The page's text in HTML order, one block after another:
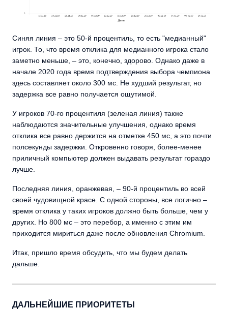
Синяя линия – это 50-й процентиль, то есть "медианный"
игрок. То, что время отклика для медианного игрока стало
заметно меньше, – это, конечно, здорово. Однако даже в
начале 2020 года время подтверждения выбора чемпиона
здесь составляет около 300 мс. Не худший результат, но
задержка все равно получается ощутимой.
У игроков 70-го процентиля (зеленая линия) также
наблюдаются значительные улучшения, однако время
отклика все равно держится на отметке 450 мс, а это почти
полсекунды задержки. Откровенно говоря, более-менее
приличный компьютер должен выдавать результат гораздо
лучше.
Последняя линия, оранжевая, – 90-й процентиль во всей
своей чудовищной красе. С одной стороны, все логично –
время отклика у таких игроков должно быть больше, чем у
других. Но 800 мс – это перебор, а именно с этим им
приходится мириться даже после обновления Chromium.
Итак, пришло время обсудить, что мы будем делать
дальше.
ДАЛЬНЕЙШИЕ ПРИОРИТЕТЫ